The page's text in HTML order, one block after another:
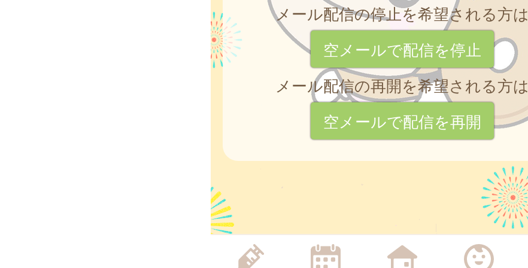
メール配信の停止を希望される方は
空メールで配信を停止
メール配信の再開を希望される方は
空メールで配信を再開